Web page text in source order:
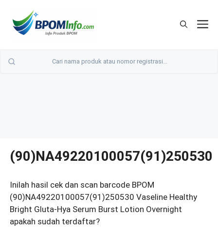
(90)NA49220100057(91)250530
Inilah hasil cek dan scan barcode BPOM
(90)NA49220100057(91)250530 Vaseline Healthy
Bright Gluta-Hya Serum Burst Lotion Overnight
apakah sudah terdaftar?